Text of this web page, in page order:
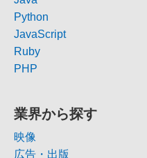
Python
JavaScript
Ruby
PHP
業界から探す
映像
広告・出版